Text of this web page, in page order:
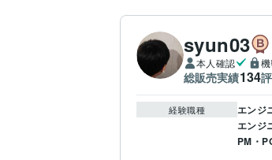
syun03
本人確認
総販売実績134
経験職種 エンジ
エンジ
PM・